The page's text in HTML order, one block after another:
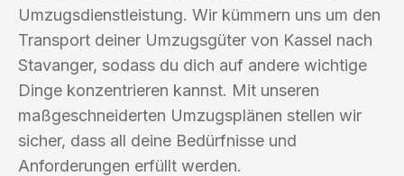
Umzugsdienstleistung. Wir kümmern uns um den
Transport deiner Umzugsgüter von Kassel nach
Stavanger, sodass du dich auf andere wichtige
Dinge konzentrieren kannst. Mit unseren
maßgeschneiderten Umzugsplänen stellen wir
sicher, dass all deine Bedürfnisse und
Anforderungen erfüllt werden.